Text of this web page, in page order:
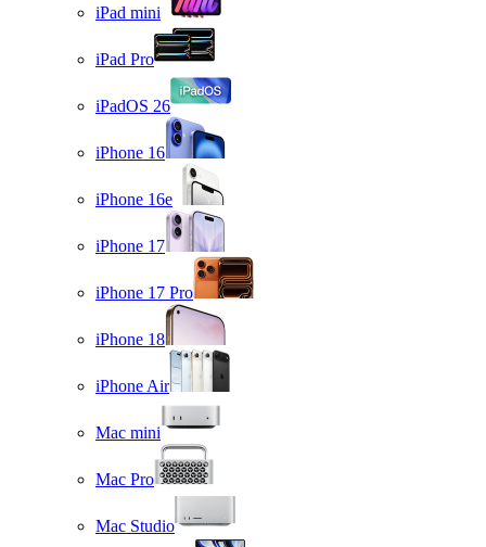
iPad mini
iPad Pro
iPadOS 26
iPhone 16
iPhone 16e
iPhone 17
iPhone 17 Pro
iPhone 18
iPhone Air
Mac mini
Mac Pro
Mac Studio